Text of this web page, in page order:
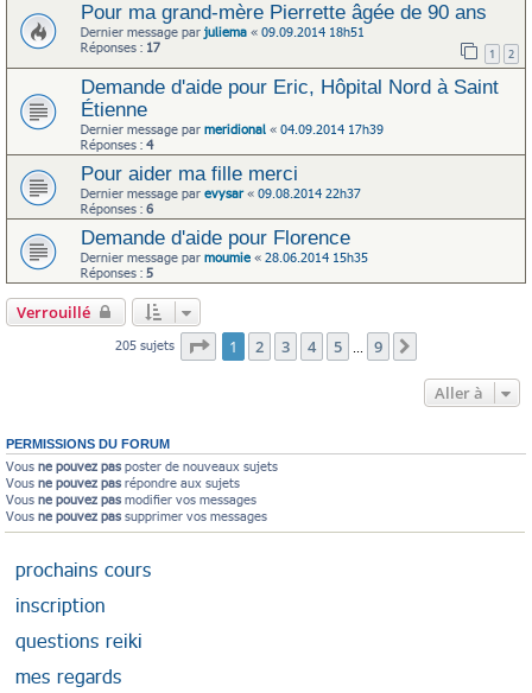
Pour ma grand-mère Pierrette âgée de 90 ans
Dernier message par juliema « 09.09.2014 18h51
Réponses : 17 1 2
Demande d'aide pour Eric, Hôpital Nord à Saint
Étienne
Dernier message par meridional « 04.09.2014 17h39
Réponses : 4
Pour aider ma fille merci
Dernier message par evysar« 09.08.2014 22h37
Réponses : 6
Demande d'aide pour Florence
Dernier message par moumie « 28.06.2014 15h35
Réponses : 5
Verrouillé
205 sujets Page 1sur9
1 2 3 4 5 9
Aller à
PERMISSIONS DU FORUM
Vous ne pouvez pas poster de nouveaux sujets
Vous ne pouvez pas répondre aux sujets
Vous ne pouvez pas modifier vos messages
Vous ne pouvez pas supprimer vos messages
prochains cours
inscription
questions reiki
mes regards